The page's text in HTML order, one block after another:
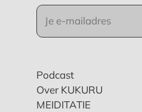
Podcast
Over KUKURU
MEIDITATIE